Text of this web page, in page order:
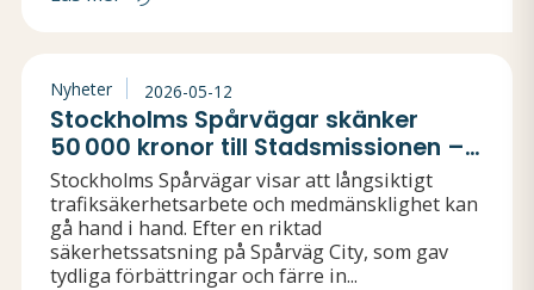
Nyheter 2026-05-12
Stockholms Spårvägar skänker
50 000 kronor till Stadsmissionen –
efter lyckad trafiksäkerhetssatsning
Stockholms Spårvägar visar att långsiktigt
trafiksäkerhetsarbete och medmänsklighet kan
gå hand i hand. Efter en riktad
säkerhetssatsning på Spårväg City, som gav
tydliga förbättringar och färre in...